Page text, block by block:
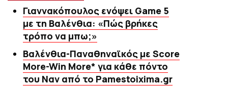
Γιαννακόπουλος ενόψει Game 5
με τη Βαλένθια: «Πώς βρήκες
τρόπο να μπω;»
Βαλένθια-Παναθηναϊκός με Score
More-Win More* για κάθε πόντο
του Ναν από το Pamestoixima.gr